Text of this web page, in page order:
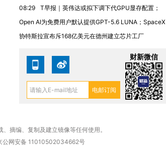
08:29
T早报｜英伟达或拟下调下代GPU显存配置；
Open AI为免费用户默认提供GPT-5.6 LUNA；SpaceX
协特斯拉宣布斥168亿美元在德州建立芯片工厂
财新微信
摘编、复制及建立镜像等任何使用。
公网安备 11010502034662号